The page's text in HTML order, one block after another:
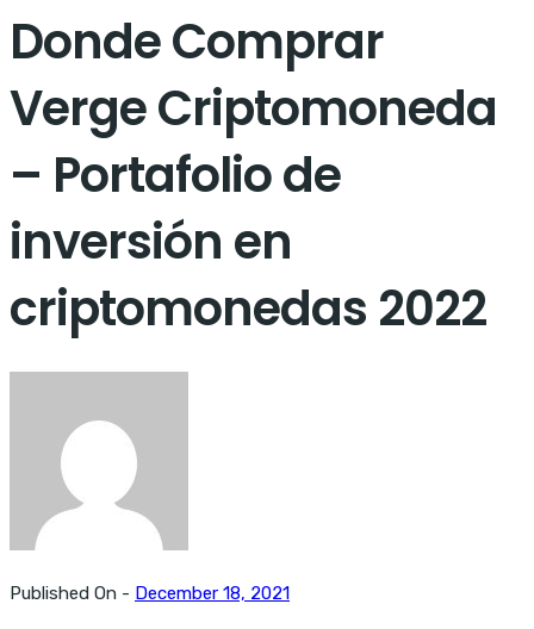
Donde Comprar
Verge Criptomoneda
– Portafolio de
inversión en
criptomonedas 2022
Published On - December 18, 2021